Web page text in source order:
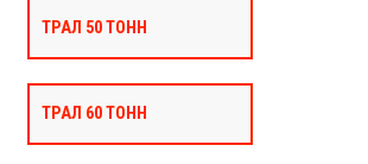
ТРАЛ 50 ТОНН
ТРАЛ 60 ТОНН